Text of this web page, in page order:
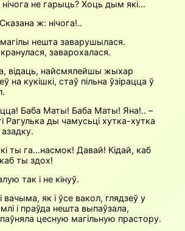
нічога не гарыць? Хоць дым які…
ж: нічога!..
нешта заварушылася.
заварохалася.
відаць, найсмялейшы жыхар
на кукішкі, стаў пільна ўзірацца ў
Баба Маты! Баба Маты! Яна!.. –
Рагулька ды чамусьці хутка-хутка
ты га…насмок! Давай! Кідай, каб
ты здох!
так і не кінуў.
як і ўсе вакол, глядзеў у
і праўда нешта выпаўзала,
цесную магільную прастору.